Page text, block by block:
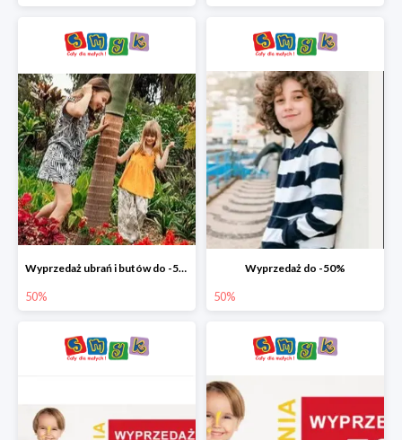
Wyprzedaż ubrań i butów do -50%
50%
Wyprzedaż do -50%
50%